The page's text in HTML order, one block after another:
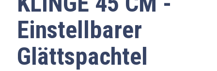
Einstellbarer
Glättspachtel